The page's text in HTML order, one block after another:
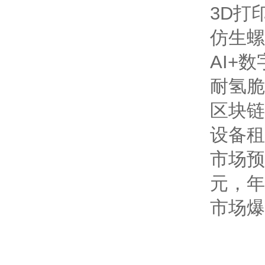
3D打
仿生
AI+数
耐氢
区块
设备
市场
元，
市场